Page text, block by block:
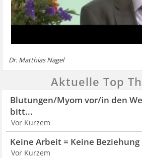
Dr. Matthias Nagel
Aktuelle Top
Blutungen/Myom vor/in den
bitt...
Vor Kurzem
Keine Arbeit = Keine Beziehung
Vor Kurzem